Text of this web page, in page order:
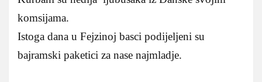
komsijama.
Istoga dana u Fejzinoj basci podijeljeni su
bajramski paketici za nase najmladje.